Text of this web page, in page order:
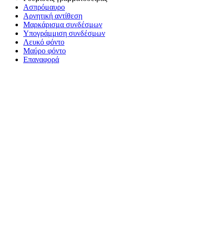
Ασπρόμαυρο
Αρνητική αντίθεση
Μαρκάρισμα συνδέσμων
Υπογράμμιση συνδέσμων
Λευκό φόντο
Μαύρο φόντο
Επαναφορά